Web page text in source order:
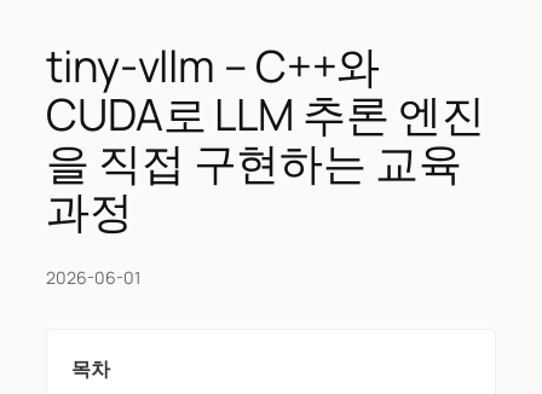
tiny-vllm – C++와
CUDA로 LLM 추론 엔진
을 직접 구현하는 교육
과정
2026-06-01
목차